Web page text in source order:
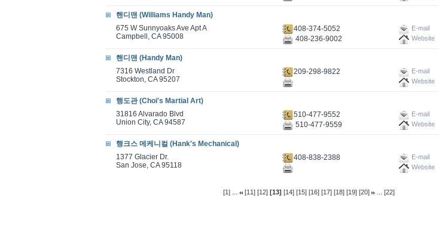
핸디맨 (Williams Handy Man)
675 W Sunnyoaks Ave Apt A
Campbell, CA 95008
408-374-5052 E-mail
408-236-9002 Website
핸디맨 (Handy Man)
7316 Westland Dr
Stockton, CA 95207
209-298-9822
E-mail
Website
행도관 (Choi's Martial Art)
31816 Alvarado Blvd
Union City, CA 94587
510-477-9552 E-mail
510-477-9559 Website
행크스 메케니컬 (Hank's Mechanical)
1377 Glacier Dr.
San Jose, CA 95118
408-838-2388
E-mail
Website
[1]... [11] [12] [13] [14] [15] [16] [17] [18] [19] [20] ... [22]